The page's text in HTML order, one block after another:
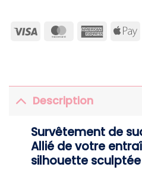
Visa MasterCard
Description
Survêtement de
Allié de votre
silhouette sculptée